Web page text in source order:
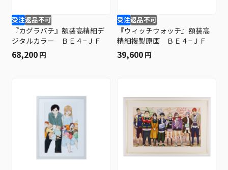
受注返品不可
『カグラバチ』額装高精細デ
ジタルカラー ＢＥ４−ＪＦ
68,200 円
受注返品不可
『ウィッチウォッチ』額装高
精細複製原画 ＢＥ４−ＪＦ
39,600 円